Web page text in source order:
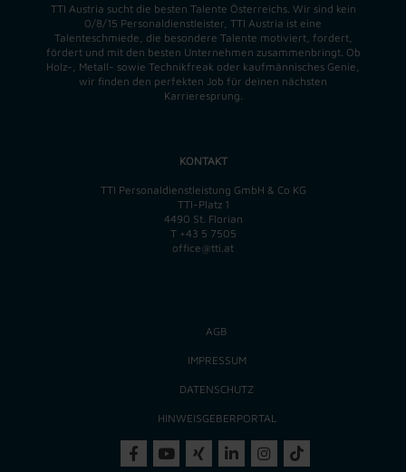
TTI Austria sucht die besten Talente Österreichs. Wir sind kein
0/8/15 Personaldienstleister, TTI Austria ist eine
Talenteschmiede, die besondere Talente motiviert, fordert,
fördert und mit den besten Unternehmen zusammenbringt. Ob
Holz-, Metall- sowie Technikfreak oder kaufmännisches Genie,
wir finden den perfekten Job für deinen nächsten
Karrieresprung.
KONTAKT
TTI Personaldienstleistung GmbH & Co KG
TTI-Platz 1
4490 St. Florian
T +43 5 7505
office@tti.at
AGB
IMPRESSUM
DATENSCHUTZ
HINWEISGEBERPORTAL